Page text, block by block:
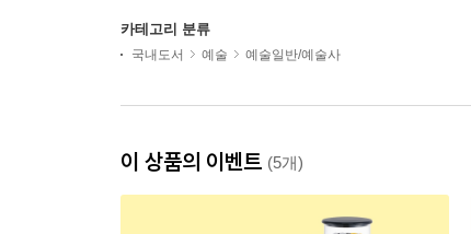
카테고리 분류
국내도서 예술 예술일반/예술사
이 상품의 이벤트 (5개)